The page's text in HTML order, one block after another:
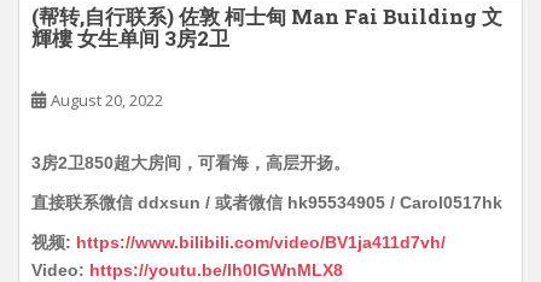
(帮转,自行联系) 佐敦 柯士甸 Man Fai Building 文
輝樓 女生单间 3房2卫
August 20, 2022
3房2卫850超大房间，可看海，高层开扬。
直接联系微信 ddxsun / 或者微信 hk95534905 / Carol0517hk
视频: https://www.bilibili.com/video/BV1ja411d7vh/
Video: https://youtu.be/lh0lGWnMLX8